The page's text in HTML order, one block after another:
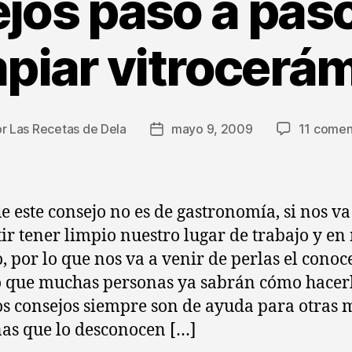
Las Recetas de Dela
Fechamayo 9, 2009 11
este consejo no es de gastronomía, si nos
tener limpio nuestro lugar de trabajo y en
por lo que nos va a venir de perlas el
que muchas personas ya sabrán cómo
consejos siempre son de ayuda para otras
que lo desconocen […]